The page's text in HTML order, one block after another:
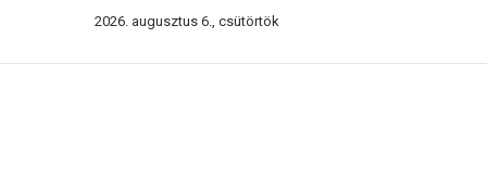
2026. augusztus 6., csütörtök